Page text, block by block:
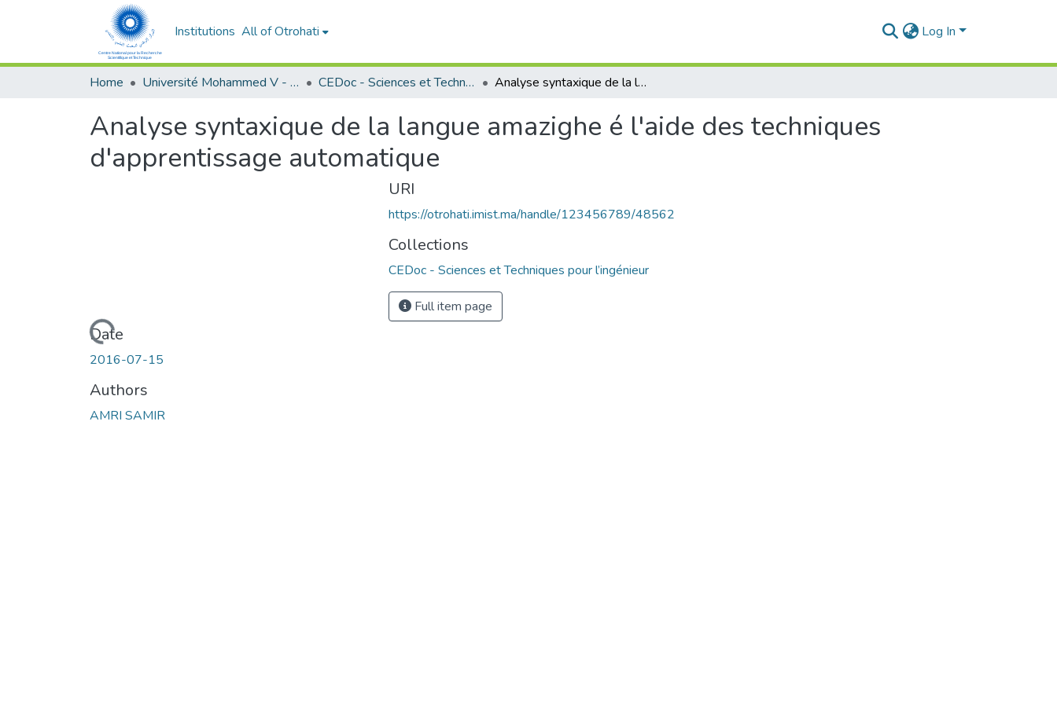
Institutions All of Otrohati Log In
Home Université Mohammed V - Rabat CEDoc - Sciences et Techniques pour l’ingénieur Analyse syntaxique de la langue amazighe é l'aide des techniques d'apprentissage automatique
Analyse syntaxique de la langue amazighe é l'aide des techniques
d'apprentissage automatique
Loading...
Date
2016-07-15
Authors
AMRI SAMIR
URI
https://otrohati.imist.ma/handle/123456789/48562
Collections
CEDoc - Sciences et Techniques pour l’ingénieur
Full item page